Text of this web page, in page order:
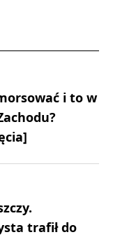
i to w
trafił do